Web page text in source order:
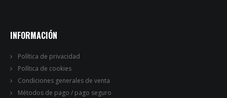
INFORMACIÓN
Política de privacidad
Política de cookies
Condiciones generales de venta
Métodos de pago / pago seguro